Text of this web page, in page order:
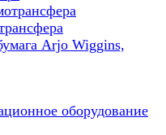
Arjo Wiggins,
оборудование